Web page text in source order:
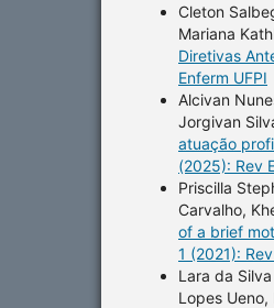
Cleton
Mariana
Diretivas
Enferm UFPI
Alcivan
Jorgivan
atuação
(2025): Rev
Priscilla
Carvalho,
of a brief
1 (2021):
Lara da
Lopes